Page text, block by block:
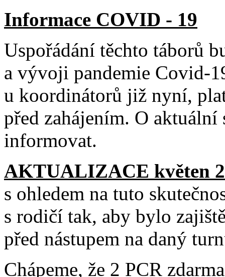
Informace COVID - 19
Uspořádání těchto táborů
a vývoji pandemie Covid-
u koordinátorů již nyní,
před zahájením. O aktuální
informovat.
AKTUALIZACE květen
s ohledem na tuto
s rodičí tak, aby bylo
před nástupem na daný
Chápeme, že 2 PCR